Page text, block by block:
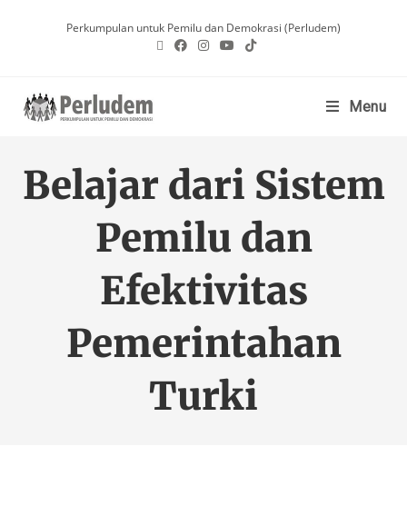
Perkumpulan untuk Pemilu dan Demokrasi (Perludem)
Menu
Belajar dari Sistem
Pemilu dan
Efektivitas
Pemerintahan
Turki